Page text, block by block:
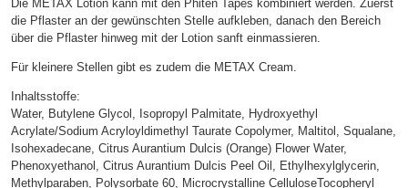
Die METAX Lotion kann mit den Phiten Tapes kombiniert werden. Zuerst
die Pflaster an der gewünschten Stelle aufkleben, danach den Bereich
über die Pflaster hinweg mit der Lotion sanft einmassieren.
Für kleinere Stellen gibt es zudem die METAX Cream.
Inhaltsstoffe:
Water, Butylene Glycol, Isopropyl Palmitate, Hydroxyethyl
Acrylate/Sodium Acryloyldimethyl Taurate Copolymer, Maltitol, Squalane,
Isohexadecane, Citrus Aurantium Dulcis (Orange) Flower Water,
Phenoxyethanol, Citrus Aurantium Dulcis Peel Oil, Ethylhexylglycerin,
Methylparaben, Polysorbate 60, Microcrystalline CelluloseTocopheryl